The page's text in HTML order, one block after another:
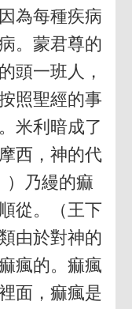
為每種疾病
。蒙君尊的
頭一班人，
照聖經的事
米利暗成了
西，神的代
）乃縵的痲
從。（王下
由於對神的
瘋的。痲瘋
面，痲瘋是